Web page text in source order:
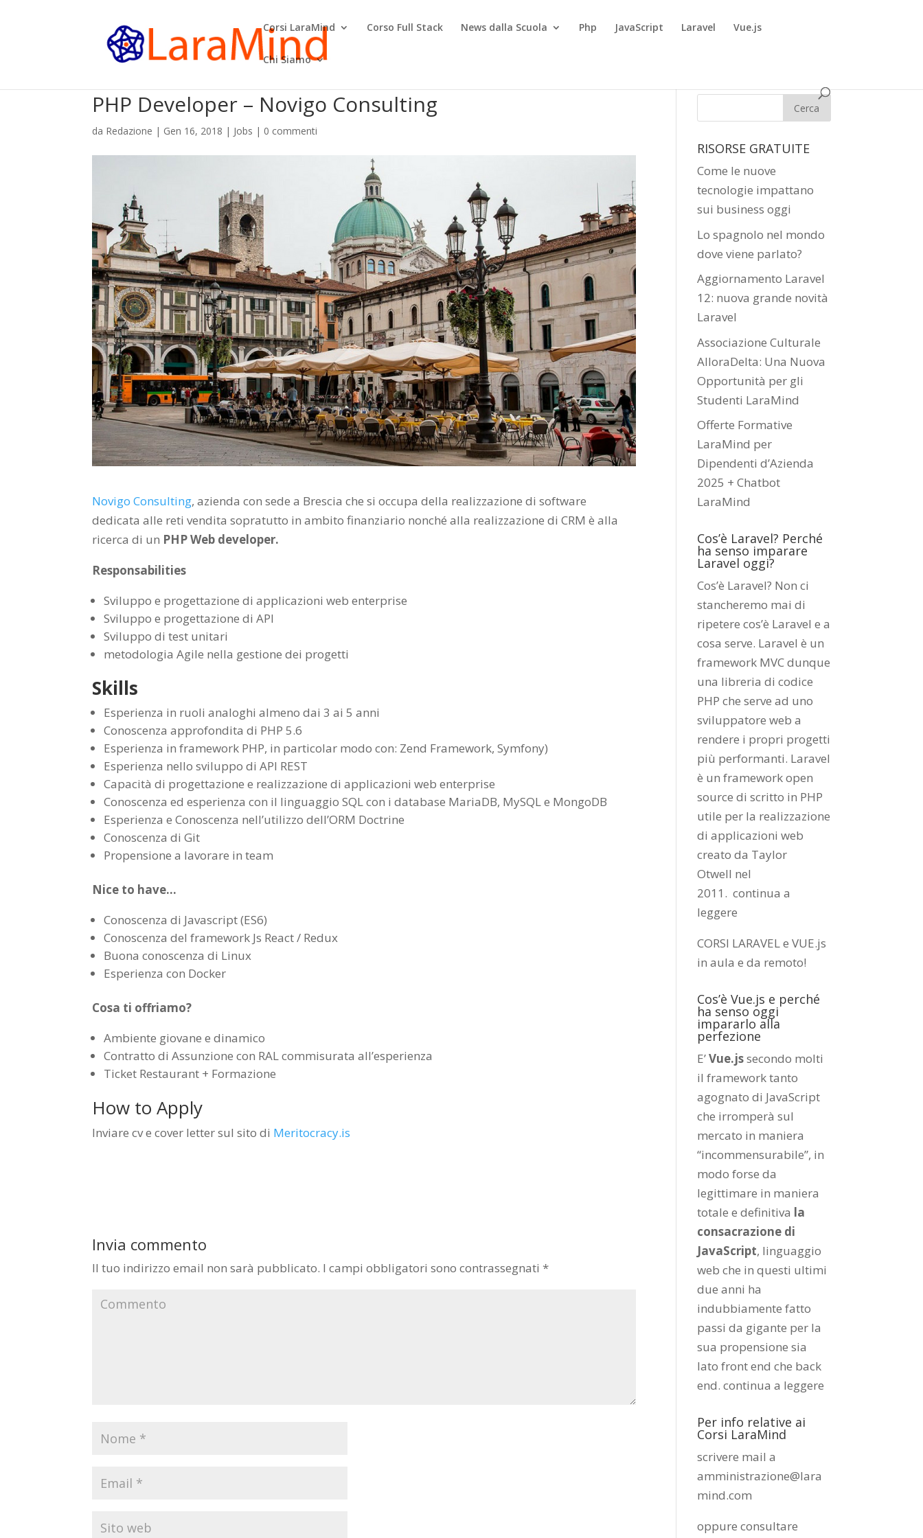
Corsi LaraMind Corso Full Stack News dalla Scuola Php JavaScript Laravel Vue.js
Chi Siamo
PHP Developer – Novigo Consulting
da Redazione | Gen 16, 2018 | Jobs | 0 commenti
Novigo Consulting, azienda con sede a Brescia che si occupa della realizzazione di software
dedicata alle reti vendita sopratutto in ambito finanziario nonché alla realizzazione di CRM è alla
ricerca di un PHP Web developer.
Responsabilities
Sviluppo e progettazione di applicazioni web enterprise
Sviluppo e progettazione di API
Sviluppo di test unitari
metodologia Agile nella gestione dei progetti
Skills
Esperienza in ruoli analoghi almeno dai 3 ai 5 anni
Conoscenza approfondita di PHP 5.6
Esperienza in framework PHP, in particolar modo con: Zend Framework, Symfony)
Esperienza nello sviluppo di API REST
Capacità di progettazione e realizzazione di applicazioni web enterprise
Conoscenza ed esperienza con il linguaggio SQL con i database MariaDB, MySQL e MongoDB
Esperienza e Conoscenza nell’utilizzo dell’ORM Doctrine
Conoscenza di Git
Propensione a lavorare in team
Nice to have…
Conoscenza di Javascript (ES6)
Conoscenza del framework Js React / Redux
Buona conoscenza di Linux
Esperienza con Docker
Cosa ti offriamo?
Ambiente giovane e dinamico
Contratto di Assunzione con RAL commisurata all’esperienza
Ticket Restaurant + Formazione
How to Apply
Inviare cv e cover letter sul sito di Meritocracy.is
Invia commento
Il tuo indirizzo email non sarà pubblicato. I campi obbligatori sono contrassegnati *
RISORSE GRATUITE
Come le nuove
tecnologie impattano
sui business oggi
Lo spagnolo nel mondo
dove viene parlato?
Aggiornamento Laravel
12: nuova grande novità
Laravel
Associazione Culturale
AlloraDelta: Una Nuova
Opportunità per gli
Studenti LaraMind
Offerte Formative
LaraMind per
Dipendenti d’Azienda
2025 + Chatbot
LaraMind
Cos’è Laravel? Perché
ha senso imparare
Laravel oggi?
Cos’è Laravel? Non ci
stancheremo mai di
ripetere cos’è Laravel e a
cosa serve. Laravel è un
framework MVC dunque
una libreria di codice
PHP che serve ad uno
sviluppatore web a
rendere i propri progetti
più performanti. Laravel
è un framework open
source di scritto in PHP
utile per la realizzazione
di applicazioni web
creato da Taylor
Otwell nel
2011.continua a
leggere
CORSI LARAVEL e VUE.js
in aula e da remoto!
Cos’è Vue.js e perché
ha senso oggi
impararlo alla
perfezione
E’Vue.jssecondo molti
il framework tanto
agognato di JavaScript
che irromperà sul
mercato in maniera
“incommensurabile”, in
modo forse da
legittimare in maniera
totale e definitiva la
consacrazione di
JavaScript, linguaggio
web che in questi ultimi
due anni ha
indubbiamente fatto
passi da gigante per la
sua propensione sia
lato front end che back
end.continua a leggere
Per info relative ai
Corsi LaraMind
scrivere mail a
amministrazione@lara
mind.com
oppure consultare